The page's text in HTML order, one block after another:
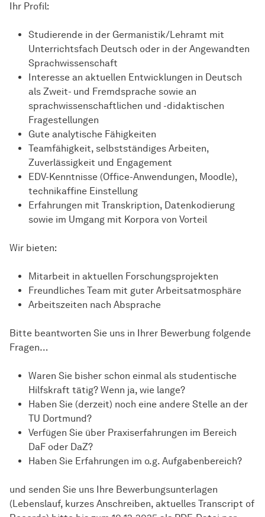
Ihr Profil:
Studierende in der Germanistik/Lehramt mit
Unterrichtsfach Deutsch oder in der Angewandten
Sprachwissenschaft
Interesse an aktuellen Entwicklungen in Deutsch
als Zweit- und Fremdsprache sowie an
sprachwissenschaftlichen und -didaktischen
Fragestellungen
Gute analytische Fähigkeiten
Teamfähigkeit, selbstständiges Arbeiten,
Zuverlässigkeit und Engagement
EDV-Kenntnisse (Office-Anwendungen, Moodle),
technikaffine Einstellung
Erfahrungen mit Transkription, Datenkodierung
sowie im Umgang mit Korpora von Vorteil
Wir bieten:
Mitarbeit in aktuellen Forschungsprojekten
Freundliches Team mit guter Arbeitsatmosphäre
Arbeitszeiten nach Absprache
Bitte beantworten Sie uns in Ihrer Bewerbung folgende
Fragen…
Waren Sie bisher schon einmal als studentische
Hilfskraft tätig? Wenn ja, wie lange?
Haben Sie (derzeit) noch eine andere Stelle an der
TU Dortmund?
Verfügen Sie über Praxiserfahrungen im Bereich
DaF oder DaZ?
Haben Sie Erfahrungen im o.g. Aufgabenbereich?
und senden Sie uns Ihre Bewerbungsunterlagen
(Lebenslauf, kurzes Anschreiben, aktuelles Transcript of